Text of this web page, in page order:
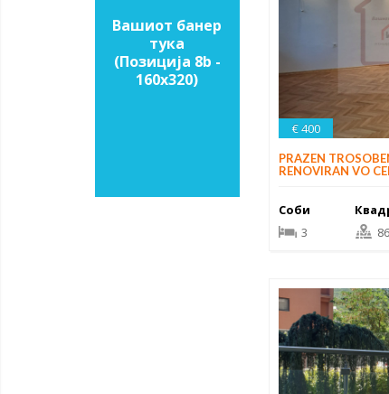
Вашиот банер
тука
(Позиција 8b -
160х320)
€ 400
PRAZEN
RENOVIRAN VO
Соби
3